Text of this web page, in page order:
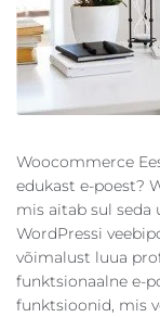
Woocommerce
edukast e-poest?
mis aitab sul seda
WordPressi
võimalust luua
funktsionaalne e-
funktsioonid, mis